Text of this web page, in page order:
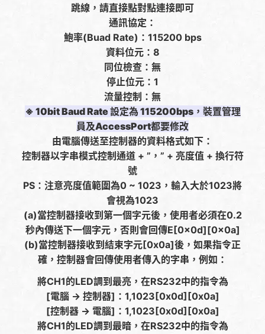
跳線，請直接點對點連接即可
通訊協定：
鮑率(Buad Rate)：115200 bps
資料位元：8
同位檢查：無
停止位元：1
流量控制：無
※ 10bit Baud Rate 設定為 115200bps，裝置管理
員及AccessPort都要修改
由電腦傳送至控制器的資料格式如下：
控制器以字串模式控制通道 + ”，” + 亮度值 + 換行符
號
PS：注意亮度值範圍為0 ~ 1023，輸入大於1023將
會視為1023
(a)當控制器接收到第一個字元後，使用者必須在0.2
秒內傳送下一個字元，否則會回傳E[0x0d][0x0a]
(b)當控制器接收到結束字元[0x0a]後，如果指令正
確，控制器會回傳使用者傳入的字串，例如：
將CH1的LED調到最亮，在RS232中的指令為
[電腦 -> 控制器]：1,1023[0x0d][0x0a]
[控制器 -> 電腦]：1,1023[0x0d][0x0a]
將CH1的LED調到最暗，在RS232中的指令為